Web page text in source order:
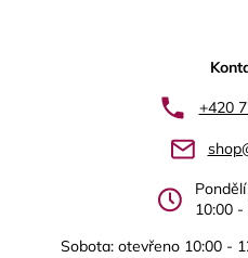
+420
10:00 -
Sobota: otevřeno 10:00 -